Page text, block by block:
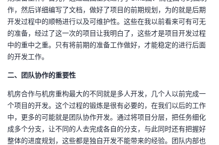
的
博
我
的
我
子
直
播
的
活
我
的
我
作，然后详细编写了文档，做好了项目的前期规划，为的就是后期
开发过程中的顺畅进行以及可维护性。这些在我以前看来可有可无
的准备，经过了这一次的项目让我明白了，这些才是项目开发过程
中的重中之重。只有将前期的准备工作做好，才能稳定的进行后面
的开发工作。
二、团队协作的重要性
机房合作与机房重构最大的不同就是多人开发，几个人以前完成一
个项目的开发。这个过程的锻炼是很有必要的，在我们以后的工作
中，更多的可能就是团队协作开发。通过将项目分层，把任务细化
成多个分支，让不同的人去完成各自的分支，与此同时还有把握好
整体的进度规划，这些都是独自开发不能带来的经验。团队内部也